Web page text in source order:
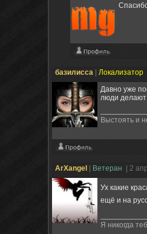
базилисса Локализатор
Давно уже
люди делают
Выстоять и
ArXangel Ветеран | 2
Ух какие
ещё и на
Я никогда